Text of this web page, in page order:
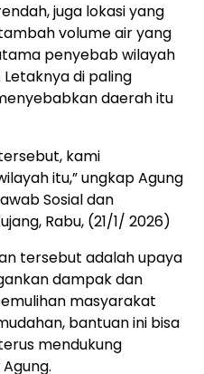
juga lokasi yang
volume air yang
penyebab wilayah
di paling
daerah itu
kami
itu,” ungkap Agung
Sosial dan
Rabu, (21/1/ 2026)
tersebut adalah upaya
dampak dan
masyarakat
bantuan ini bisa
mendukung